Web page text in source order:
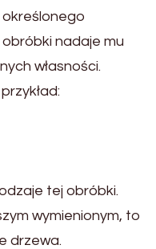
nadaje mu
własności.
tej obróbki.
wymienionym, to
drzewa.